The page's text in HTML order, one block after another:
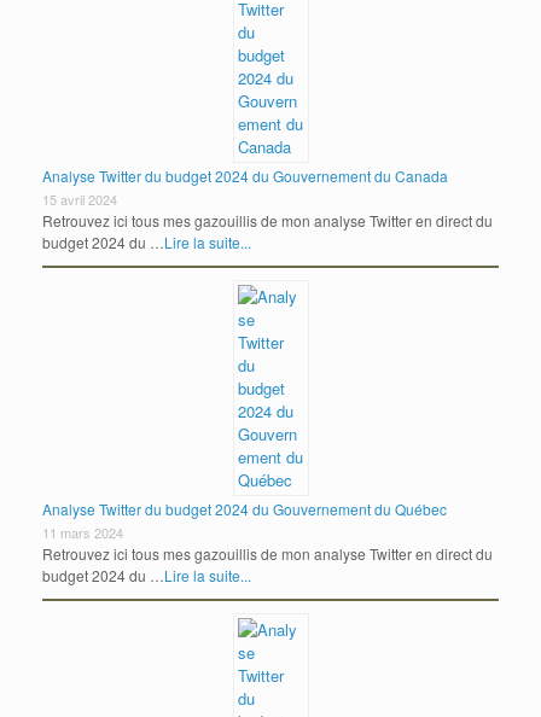
Analyse Twitter du budget 2024 du Gouvernement du Canada
15 avril 2024
Retrouvez ici tous mes gazouillis de mon analyse Twitter en direct du
budget 2024 du …Lire la suite...
Analyse Twitter du budget 2024 du Gouvernement du Québec
11 mars 2024
Retrouvez ici tous mes gazouillis de mon analyse Twitter en direct du
budget 2024 du …Lire la suite...